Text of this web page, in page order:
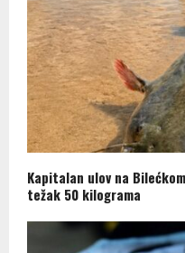
Kapitalan ulov na
težak 50 kilograma